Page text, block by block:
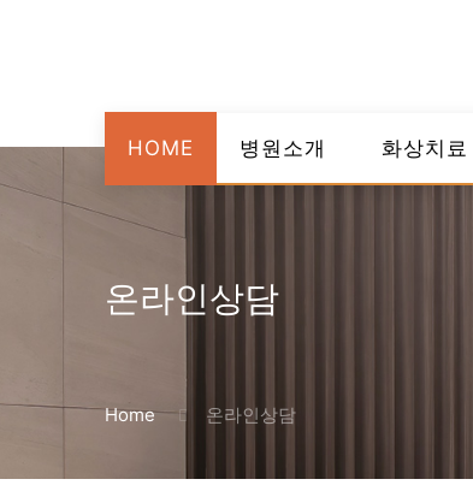
HOME 병원소개 화상치료
온라인상담
Home 온라인상담